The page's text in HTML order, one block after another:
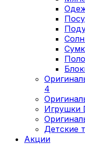
4
Игрушки
Детские
Акции